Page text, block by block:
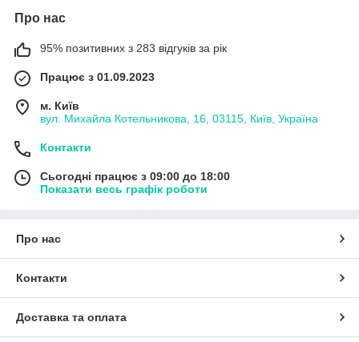
Про нас
95% позитивних з 283 відгуків за рік
Працює з 01.09.2023
м. Київ
вул. Михайла Котельникова, 16, 03115, Київ, Україна
Контакти
Сьогодні працює з 09:00 до 18:00
Показати весь графік роботи
Про нас
Контакти
Доставка та оплата